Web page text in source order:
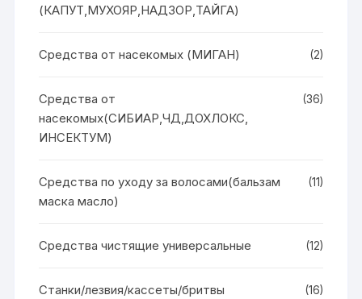
(КАПУТ,МУХОЯР,НАДЗОР,ТАЙГА)
Средства от насекомых (МИГАН) (2)
Средства от
насекомых(СИБИАР,ЧД,ДОХЛОКС,
ИНСЕКТУМ)
(36)
Средства по уходу за волосами(бальзам
маска масло)
(11)
Средства чистящие универсальные (12)
Станки/лезвия/кассеты/бритвы (16)